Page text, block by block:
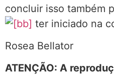
concluir isso também
ter iniciado na
Rosea Bellator
ATENÇÃO: A